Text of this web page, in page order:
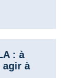
: à
agir à